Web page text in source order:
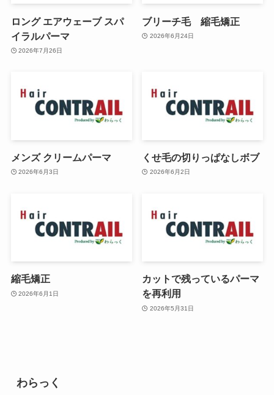
ロング エアウェーブ スパ
イラルパーマ
2026年7月26日
ブリーチ毛 縮毛矯正
2026年6月24日
メンズ クリームパーマ
2026年6月3日
くせ毛の切りっぱなしボブ
2026年6月2日
縮毛矯正
2026年6月1日
カットで残っているパーマ
を再利用
2026年5月31日
わらっく